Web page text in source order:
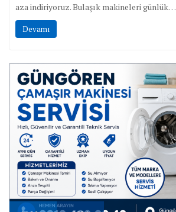
aza indiriyoruz. Bulaşık makineleri günlük…
Devamı